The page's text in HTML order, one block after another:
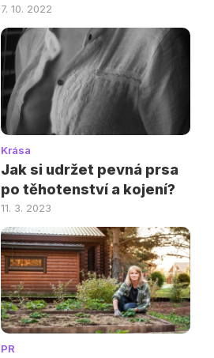
7. 10. 2022
Krása
Jak si udržet pevná prsa
po těhotenství a kojení?
11. 3. 2023
PR